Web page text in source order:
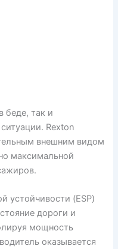
беде, так и
Rexton
внешним видом
максимальной
устойчивости (ESP)
дороги и
мощность
оказывается